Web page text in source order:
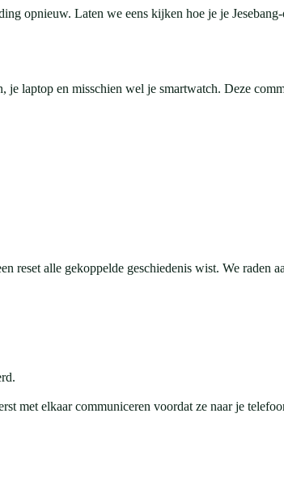
opnieuw. Laten we eens kijken hoe je je
laptop en misschien wel je smartwatch. Deze
reset alle gekoppelde geschiedenis wist. We raden
met elkaar communiceren voordat ze naar je